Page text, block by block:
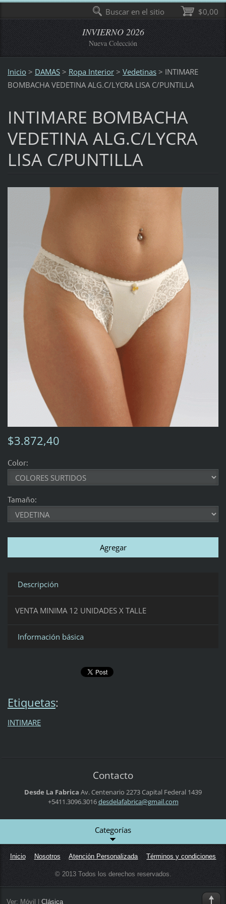
INVIERNO 2026
Nueva Colección
Inicio > DAMAS > Ropa Interior > Vedetinas > INTIMARE
BOMBACHA VEDETINA ALG.C/LYCRA LISA C/PUNTILLA
INTIMARE BOMBACHA
VEDETINA ALG.C/LYCRA
LISA C/PUNTILLA
$3.872,40
Color:
Tamaño:
Descripción
VENTA MINIMA 12 UNIDADES X TALLE
Información básica
Etiquetas:
INTIMARE
Contacto
Desde La Fabrica Av. Centenario 2273Capital Federal 1439
+5411.3096.3016desdelafabrica@gmail.com
Categorías
Inicio Nosotros Atención Personalizada Términos y condiciones
© 2013 Todos los derechos reservados.
Ver: Móvil Clásica
$0,00
Buscar en el sitio